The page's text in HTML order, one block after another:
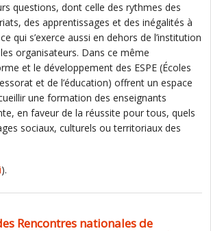
questions, dont celle des rythmes des
des apprentissages et des inégalités à
qui s’exerce aussi en dehors de l’institution
organisateurs. Dans ce même
et le développement des ESPE (Écoles
et de l’éducation) offrent un espace
une formation des enseignants
en faveur de la réussite pour tous, quels
sociaux, culturels ou territoriaux des
).
Rencontres nationales de